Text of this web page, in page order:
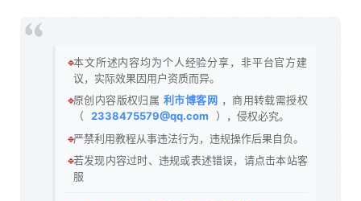
🔹本文所述内容均为个人经验分享，非平台官方建
议，实际效果因用户资质而异。
🔹原创内容版权归属 利市博客网 ，商用转载需授权
（
2338475579@qq.com
），侵权必究。
🔹严禁利用教程从事违法行为，违规操作后果自负。
🔹若发现内容过时、违规或表述错误，请点击本站客
服